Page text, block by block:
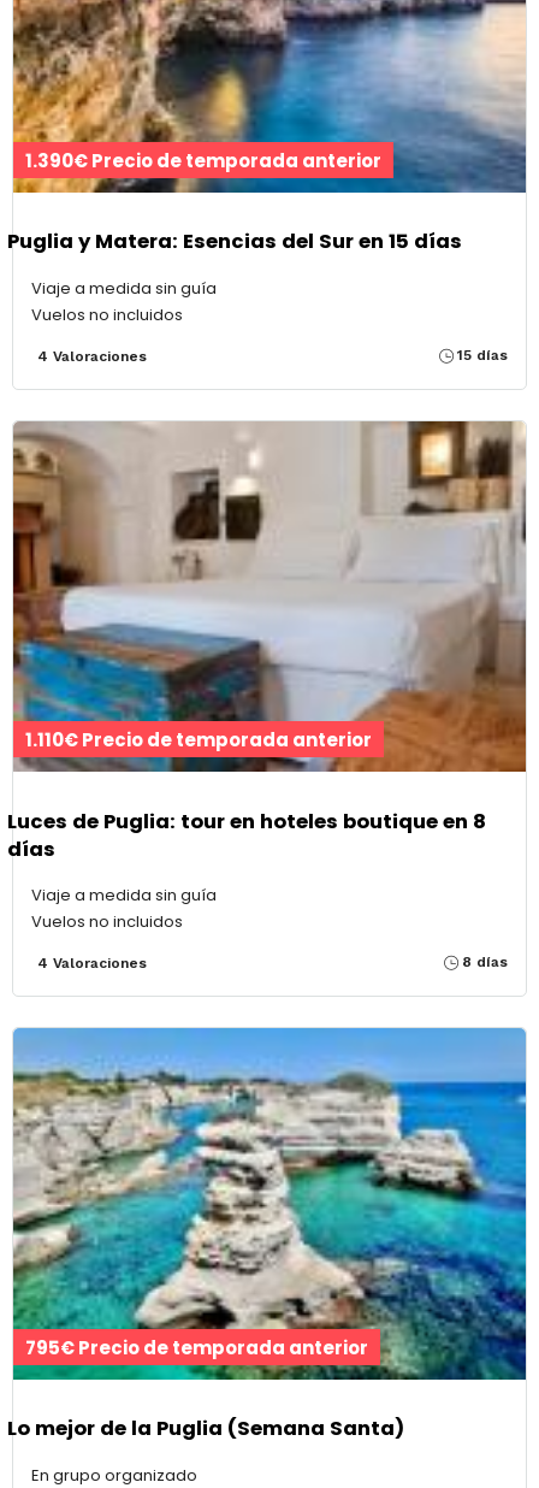
1.390€ Precio de temporada anterior
Puglia y Matera: Esencias del Sur en 15 días
Viaje a medida sin guía
Vuelos no incluidos
4 Valoraciones 15 días
1.110€ Precio de temporada anterior
Luces de Puglia: tour en hoteles boutique en 8
días
Viaje a medida sin guía
Vuelos no incluidos
4 Valoraciones 8 días
795€ Precio de temporada anterior
Lo mejor de la Puglia (Semana Santa)
En grupo organizado